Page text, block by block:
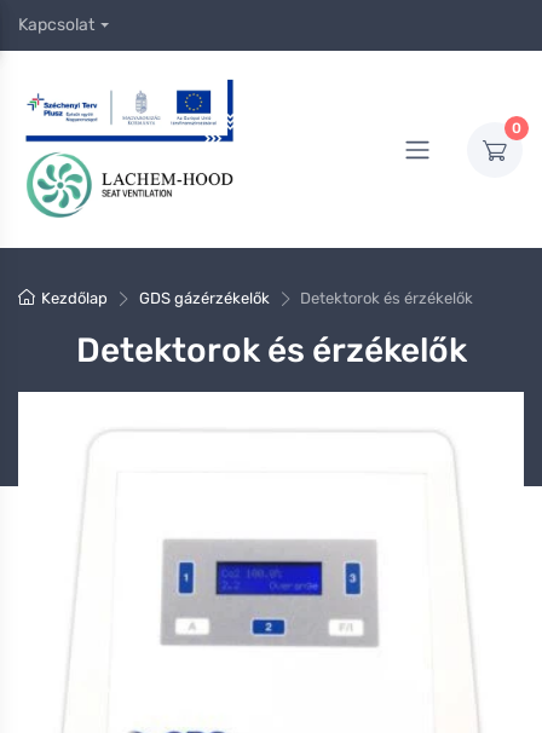
Kapcsolat
0
Kezdőlap GDS gázérzékelők Detektorok és érzékelők
Detektorok és érzékelők